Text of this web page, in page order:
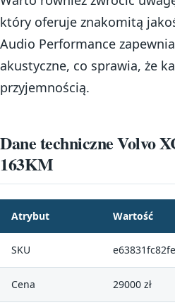
który oferuje znakomitą
Audio Performance
akustyczne, co sprawia, że
przyjemnością.
Dane techniczne Volvo
163KM
Atrybut Wartość
SKU e63831fc82fe
Cena 29000 zł